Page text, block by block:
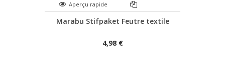
Aperçu rapide
Marabu Stifpaket Feutre textile
4,98 €